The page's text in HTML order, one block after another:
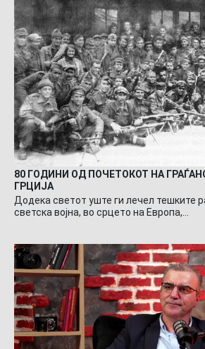
80 ГОДИНИ ОД ПОЧЕТОКОТ НА
ГРЦИЈА
Додека светот уште ги лечел тешките
светска војна, во срцето на Европа,…